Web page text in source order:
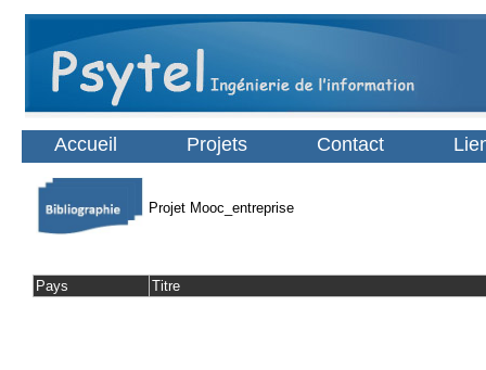
Accueil Projets Contact
Projet Mooc_entreprise
Pays Titre